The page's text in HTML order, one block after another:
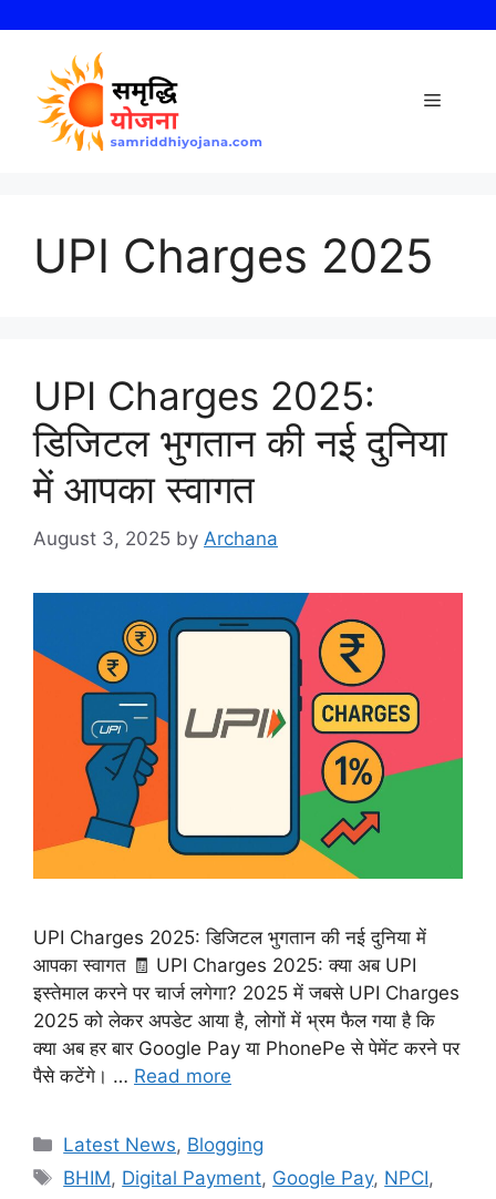
content
Menu
UPI Charges 2025
UPI Charges 2025:
डिजिटल भुगतान की नई दुनिया
में आपका स्वागत
August 3, 2025 by Archana
UPI Charges 2025: डिजिटल भुगतान की नई दुनिया में
आपका स्वागत 🧾 UPI Charges 2025: क्या अब UPI
इस्तेमाल करने पर चार्ज लगेगा? 2025 में जबसे UPI Charges
2025 को लेकर अपडेट आया है, लोगों में भ्रम फैल गया है कि
क्या अब हर बार Google Pay या PhonePe से पेमेंट करने पर
पैसे कटेंगे। … Read more
Categories
Latest News, Blogging
Tags
BHIM, Digital Payment, Google Pay, NPCI,